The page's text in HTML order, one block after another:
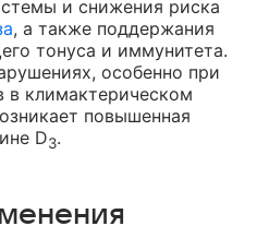
и снижения риска
, а также поддержания
тонуса и иммунитета.
особенно при
в климактерическом
повышенная
D3.